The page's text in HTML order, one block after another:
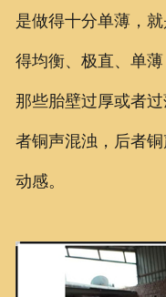
是做得十分单薄，
得均衡、极直、单
那些胎壁过厚或者
者铜声混浊，后者
动感。